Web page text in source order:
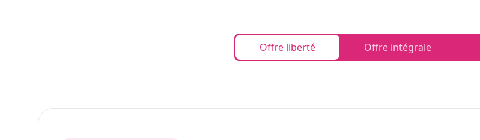
Offre liberté Offre intégrale